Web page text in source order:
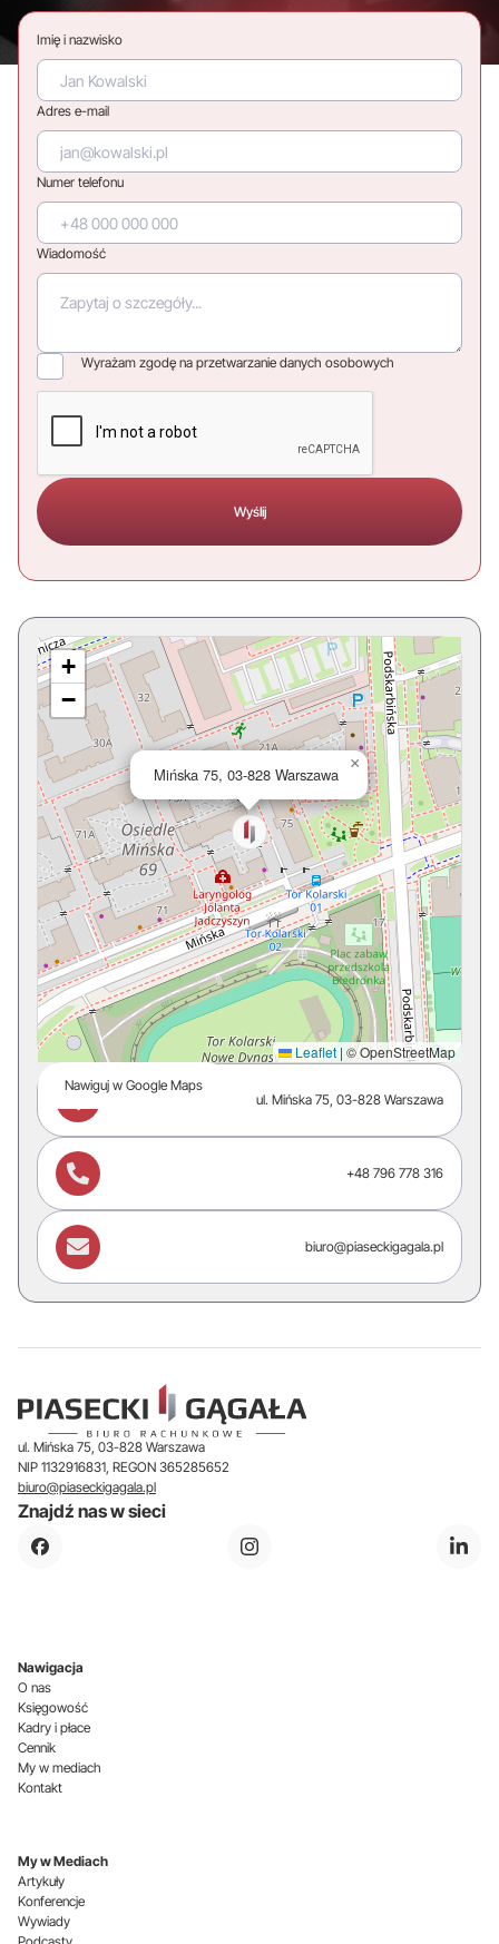
Imię i nazwisko
Adres e-mail
Numer telefonu
Wiadomość
Wyrażam zgodę na przetwarzanie danych osobowych
Mińska 75, 03-828 Warszawa
×
+
−
Leaflet | © OpenStreetMap
Nawiguj w Google Maps
ul. Mińska 75, 03-828 Warszawa
 +48 796 778 316
 biuro@piaseckigagala.pl
ul. Mińska 75, 03-828 Warszawa
NIP 1132916831, REGON 365285652
biuro@piaseckigagala.pl
Znajdź nas w sieci
Nawigacja
O nas
Księgowość
Kadry i płace
Cennik
My w mediach
Kontakt
My w Mediach
Artykuły
Konferencje
Wywiady